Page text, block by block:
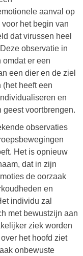
aanval op
het begin van
dat virussen heel
observatie in
omdat er een
een dier en de ziel
heeft een
en
geest voortbrengen.
observaties
Het is opnieuw
dat in zijn
de oorzaak
en
individu zal
met bewustzijn aan
ziek worden
het hoofd ziet
onbewuste